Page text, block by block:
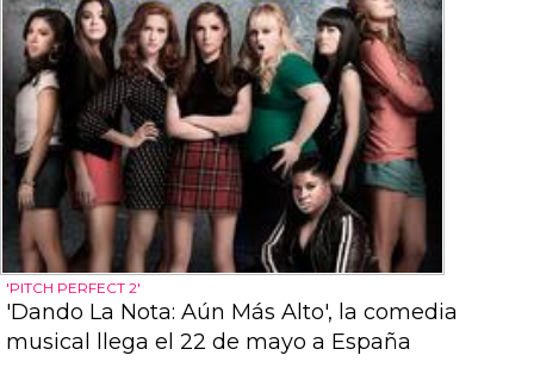
'PITCH PERFECT 2'
'Dando La Nota: Aún Más Alto', la comedia
musical llega el 22 de mayo a España